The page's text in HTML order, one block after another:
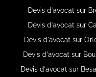
Devis d'avocat sur
Devis d'avocat sur
Devis d'avocat sur
Devis d'avocat sur
Devis d'avocat sur